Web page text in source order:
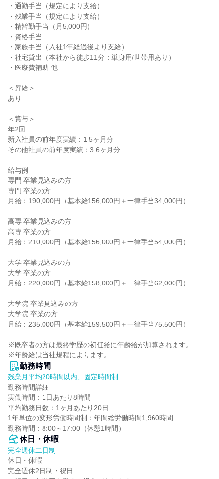
・通勤手当（規定により支給）
・残業手当（規定により支給）
・精皆勤手当（月5,000円）
・資格手当
・家族手当（入社1年経過後より支給）
・社宅貸出（本社から徒歩11分：単身用/世帯用あり）
・医療費補助 他
＜昇給＞
あり
＜賞与＞
年2回
新入社員の前年度実績：1.5ヶ月分
その他社員の前年度実績：3.6ヶ月分
給与例
専門 卒業見込みの方
専門 卒業の方
月給：190,000円（基本給156,000円＋一律手当34,000円）
高専 卒業見込みの方
高専 卒業の方
月給：210,000円（基本給156,000円＋一律手当54,000円）
大学 卒業見込みの方
大学 卒業の方
月給：220,000円（基本給158,000円＋一律手当62,000円）
大学院 卒業見込みの方
大学院 卒業の方
月給：235,000円（基本給159,500円＋一律手当75,500円）
※既卒者の方は最終学歴の初任給に年齢給が加算されます。
※年齢給は当社規程によります。
勤務時間
残業月平均20時間以内、固定時間制
勤務時間詳細
実働時間：1日あたり8時間
平均勤務日数：1ヶ月あたり20日
1年単位の変形労働時間制：年間総労働時間1,960時間
勤務時間：8:00～17:00（休憩1時間）
休日・休暇
完全週休二日制
休日・休暇
完全週休2日制・祝日